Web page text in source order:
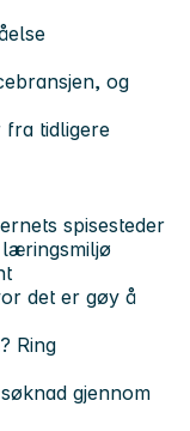
og
fra tidligere
spisesteder
det er gøy å
Ring
gjennom